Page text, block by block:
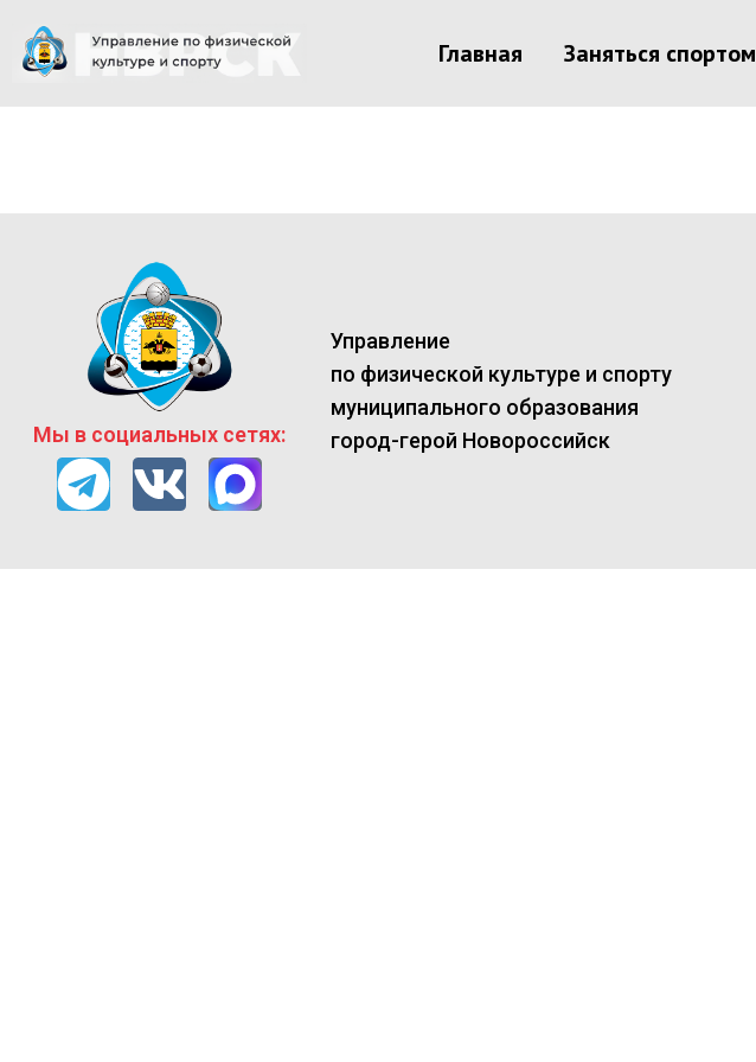
Главная Заняться спортом
Мы в социальных сетях:
Управление
по физической культуре и спорту
муниципального образования
город-герой Новороссийск